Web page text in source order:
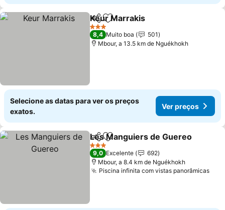
PartilharAdicionar aos favoritos
Keur Marrakis
3 Estrelas
8,4 Muito boa
501
Mbour, a 13.5 km de Nguékhokh
Selecione as datas para ver os preços
exatos.
Ver preços
PartilharAdicionar aos favoritos
Les Manguiers de Guereo
3 Estrelas
9,0 Excelente
692
Mbour, a 8.4 km de Nguékhokh
Piscina infinita com vistas panorâmicas